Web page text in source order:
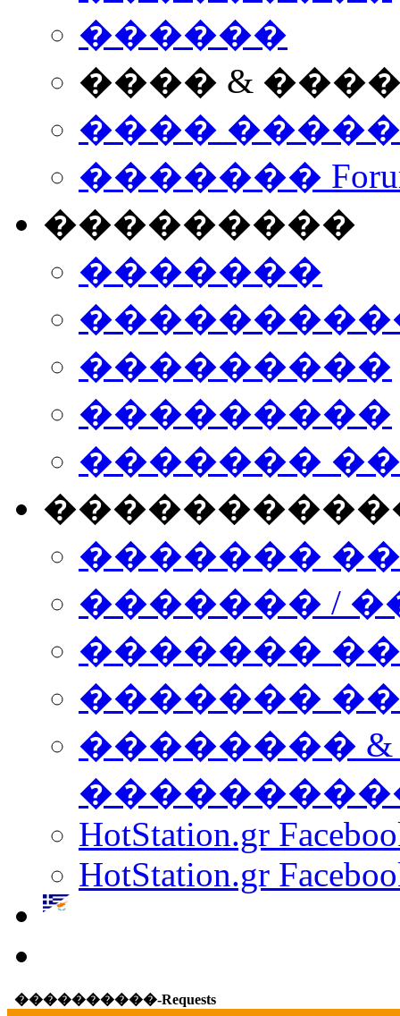
������
���� &
����
�������
���������
�������
���������
���������
�������
�������
������� /
�������
������� ���
��������
HotStation.gr
HotStation.gr
����������-Requests